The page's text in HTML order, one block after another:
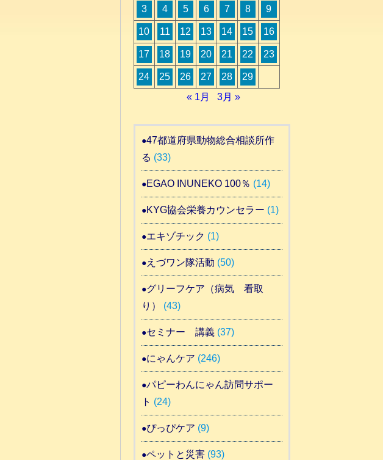
3 4 5 6 7 8 9
10 11 12 13 14 15 16
17 18 19 20 21 22 23
24 25 26 27 28
29
« 1月
3月 »
47都道府県動物総合相談所作
る (33)
EGAO INUNEKO 100％ (14)
KYG協会栄養カウンセラー (1)
エキゾチック (1)
えづワン隊活動 (50)
グリーフケア（病気 看取
り）
(43)
セミナー 講義(37)
にゃんケア (246)
パピーわんにゃん訪問サポー
ト (24)
ぴっぴケア (9)
ペットと災害(93)